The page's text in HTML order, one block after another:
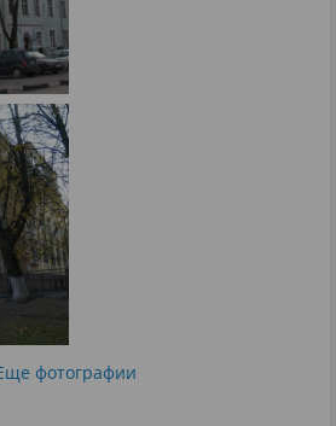
фотографии